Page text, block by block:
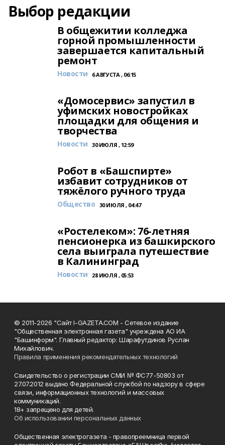
Выбор редакции
В общежитии колледжа
горной промышленности
завершается капитальный
ремонт
Новости 6 АВГУСТА , 06:15
«Домосервис» запустил в
уфимских новостройках
площадки для общения и
творчества
Новости 30 ИЮЛЯ , 12:59
Робот в «Башспирте»
избавит сотрудников от
тяжёлого ручного труда
Общество 30 ИЮЛЯ , 04:47
«Ростелеком»: 76-летняя
пенсионерка из башкирского
села выиграла путешествие
в Калининград
Новости 28 ИЮЛЯ , 05:53
© 2011-2026 "Сайт I-GAZETA.COM - Сетевое издание
"Общественная электронная газета" учреждена АО ИА
"Башинформ". Главный редактор: Шарафутдинов Руслан
Михайлович.
Правила применения рекомендательных технологий
Свидетельство о регистрации СМИ № ФС77-50803 от
27.07.2012 выдано Федеральной службой по надзору в сфере
связи, информационных технологий и массовых
коммуникаций.
18+ запрещено для детей.
Об использовании персональных данных
Общественная электрогазета - правопреемница первой